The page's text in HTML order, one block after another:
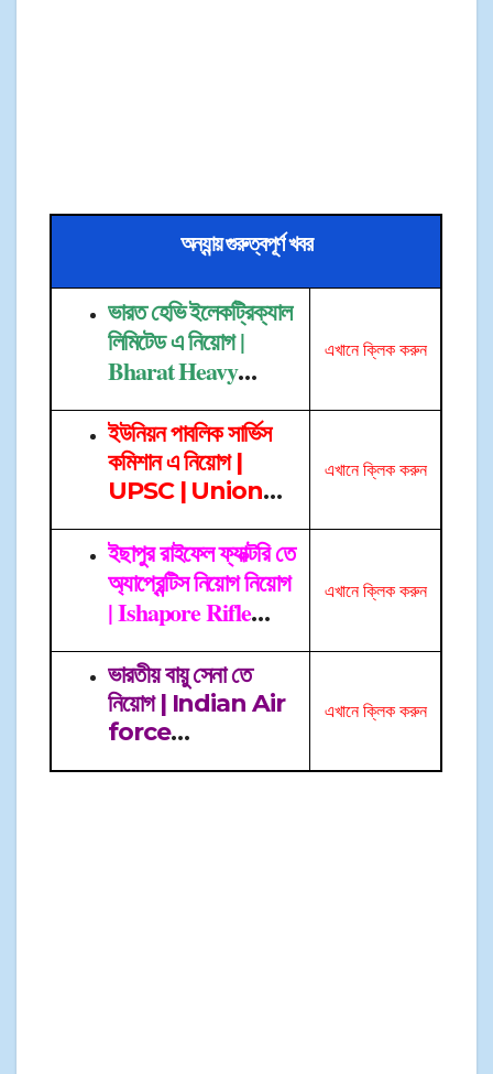
অন্যান্য় গুরুত্বপূর্ণ খবর
ভারত হেভি ইলেকট্রিক্যাল
লিমিটেড এ নিয়োগ |
Bharat Heavy
Electrical Limited
Job→
এখানে ক্লিক করুন
ইউনিয়ন পাবলিক সার্ভিস
কমিশান এ নিয়োগ |
UPSC | Union
Commission
Recruitment→
এখানে ক্লিক করুন
ইছাপুর রাইফেল ফ্যাক্টরি তে
অ্যাপ্রেন্টিস নিয়োগ নিয়োগ
| Ishapore Rifle
Factory
Recruitment →
এখানে ক্লিক করুন
ভারতীয় বায়ু সেনা তে
নিয়োগ | Indian Air
force
→
এখানে ক্লিক করুন